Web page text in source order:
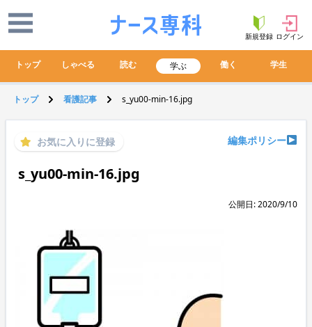
新規登録 ログイン
トップ しゃべる 読む 学ぶ 働く 学生
トップ 看護記事 s_yu00-min-16.jpg
お気に入りに登録 編集ポリシー
s_yu00-min-16.jpg
公開日: 2020/9/10